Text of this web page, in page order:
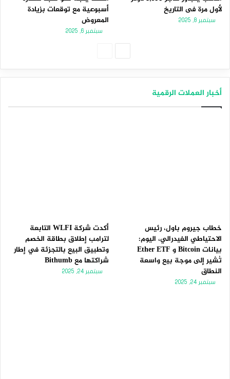
لأول مرة فى التاريخ
سبتمبر 8, 2025
أسبوعية مع توقعات بزيادة
المعروض
سبتمبر 6, 2025
أخبار العملات الرقمية
خطاب جيروم باول، رئيس
الاحتياطي الفيدرالي، اليوم:
بيانات Bitcoin و Ether ETF
تُشير إلى موجة بيع واسعة
النطاق
سبتمبر 24, 2025
أكدت شركة WLFI التابعة
لترامب إطلاق بطاقة الخصم
وتطبيق البيع بالتجزئة في إطار
شراكتها مع Bithumb
سبتمبر 24, 2025